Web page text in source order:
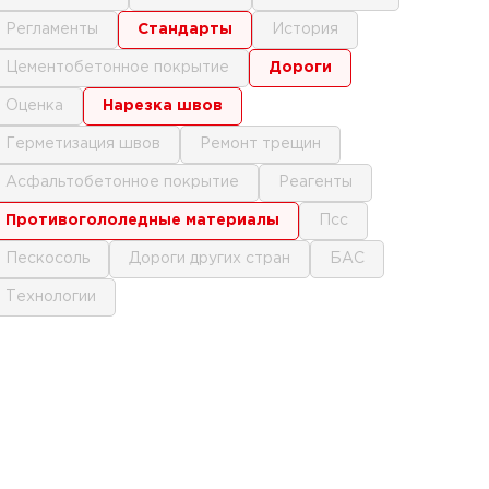
регламенты стандарты история
цементобетонное покрытие дороги
оценка нарезка швов
герметизация швов ремонт трещин
асфальтобетонное покрытие реагенты
противогололедные материалы псс
пескосоль дороги других стран БАС
технологии